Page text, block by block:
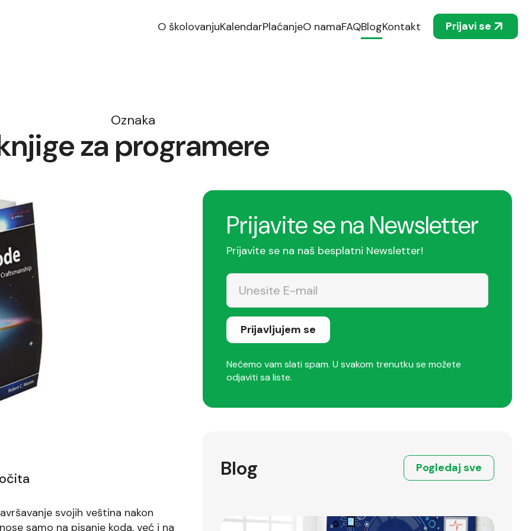
O školovanjuKalendarPlaćanjeO namaFAQBlogKontakt Prijavi se
Oznaka
za programere
svojih veština nakon
samo na pisanje koda, već i na
Prijavite se na Newsletter
Prijavite se na naš besplatni Newsletter!
Prijavljujem se
Nećemo vam slati spam. U svakom trenutku se možete
odjaviti sa liste.
Blog Pogledaj sve